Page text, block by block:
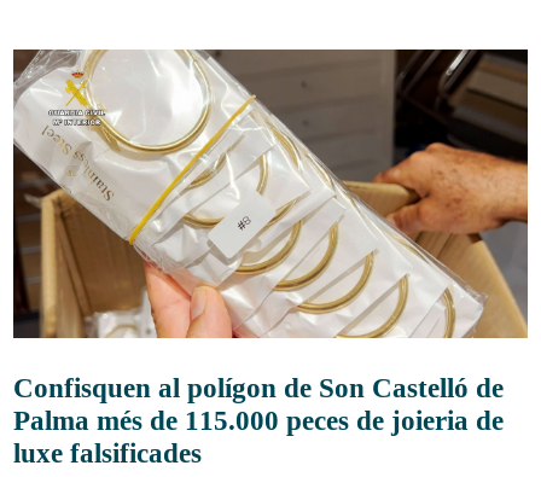
Confisquen al polígon de Son Castelló de
Palma més de 115.000 peces de joieria de
luxe falsificades